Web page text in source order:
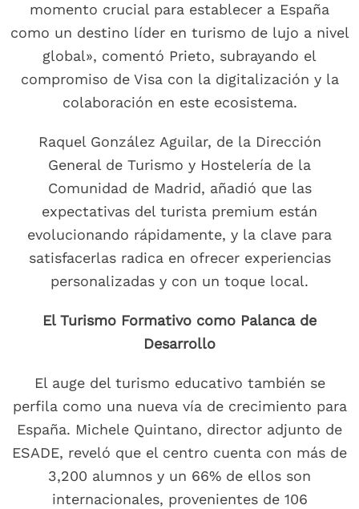
momento crucial para establecer a España
como un destino líder en turismo de lujo a nivel
global», comentó Prieto, subrayando el
compromiso de Visa con la digitalización y la
colaboración en este ecosistema.
Raquel González Aguilar, de la Dirección
General de Turismo y Hostelería de la
Comunidad de Madrid, añadió que las
expectativas del turista premium están
evolucionando rápidamente, y la clave para
satisfacerlas radica en ofrecer experiencias
personalizadas y con un toque local.
El Turismo Formativo como Palanca de
Desarrollo
El auge del turismo educativo también se
perfila como una nueva vía de crecimiento para
España. Michele Quintano, director adjunto de
ESADE, reveló que el centro cuenta con más de
3,200 alumnos y un 66% de ellos son
internacionales, provenientes de 106